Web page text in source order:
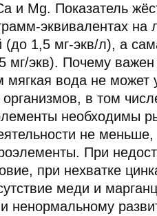
и Mg. Показатель
эквивалентах на
(до 1,5 мг-экв/л), а
мг/экв). Почему важен
вода не может
в том
необходимы
не меньше,
При
при нехватке
меди и
ненормальному